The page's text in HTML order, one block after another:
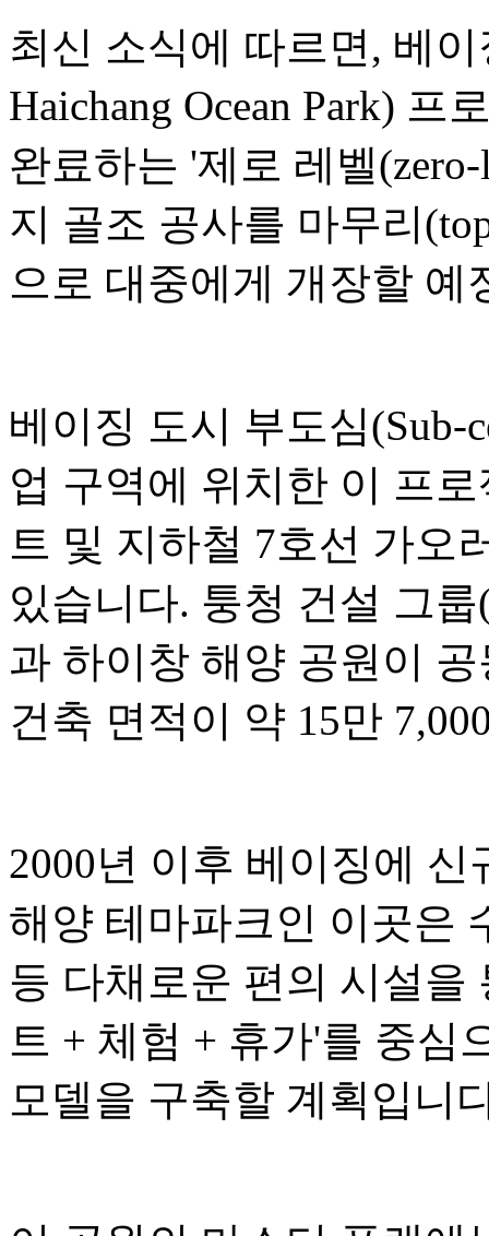
최신 소식에 따르면, 베
Haichang Ocean Park)
완료하는 '제로 레벨
지 골조 공사를 마무리
으로 대중에게 개장할 예
베이징 도시 부도심(Sub-
업 구역에 위치한 이 프
트 및 지하철 7호선 가오
있습니다. 퉁청 건설 그룹
과 하이창 해양 공원이
건축 면적이 약 15만
2000년 이후 베이징에
해양 테마파크인 이곳은
등 다채로운 편의 시설을
트 + 체험 + 휴가'를 중심
모델을 구축할 계획입니